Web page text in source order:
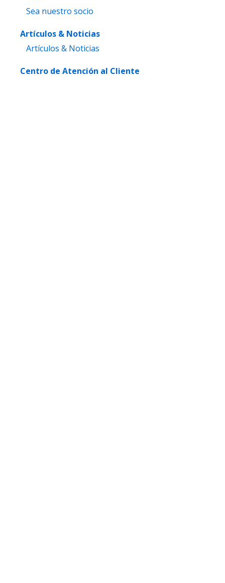
Sea nuestro socio
Artículos & Noticias
Artículos & Noticias
Centro de Atención al Cliente